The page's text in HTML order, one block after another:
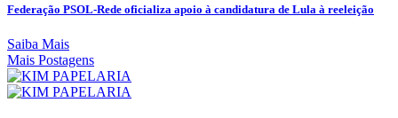
Federação PSOL-Rede oficializa apoio à candidatura de Lula à reeleição
Saiba Mais
Mais Postagens